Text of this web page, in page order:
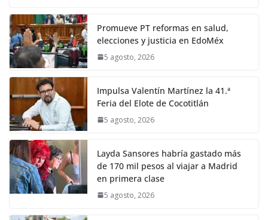
Promueve PT reformas en salud,
elecciones y justicia en EdoMéx
5 agosto, 2026
Impulsa Valentín Martínez la 41.ª
Feria del Elote de Cocotitlán
5 agosto, 2026
Layda Sansores habría gastado más
de 170 mil pesos al viajar a Madrid
en primera clase
5 agosto, 2026